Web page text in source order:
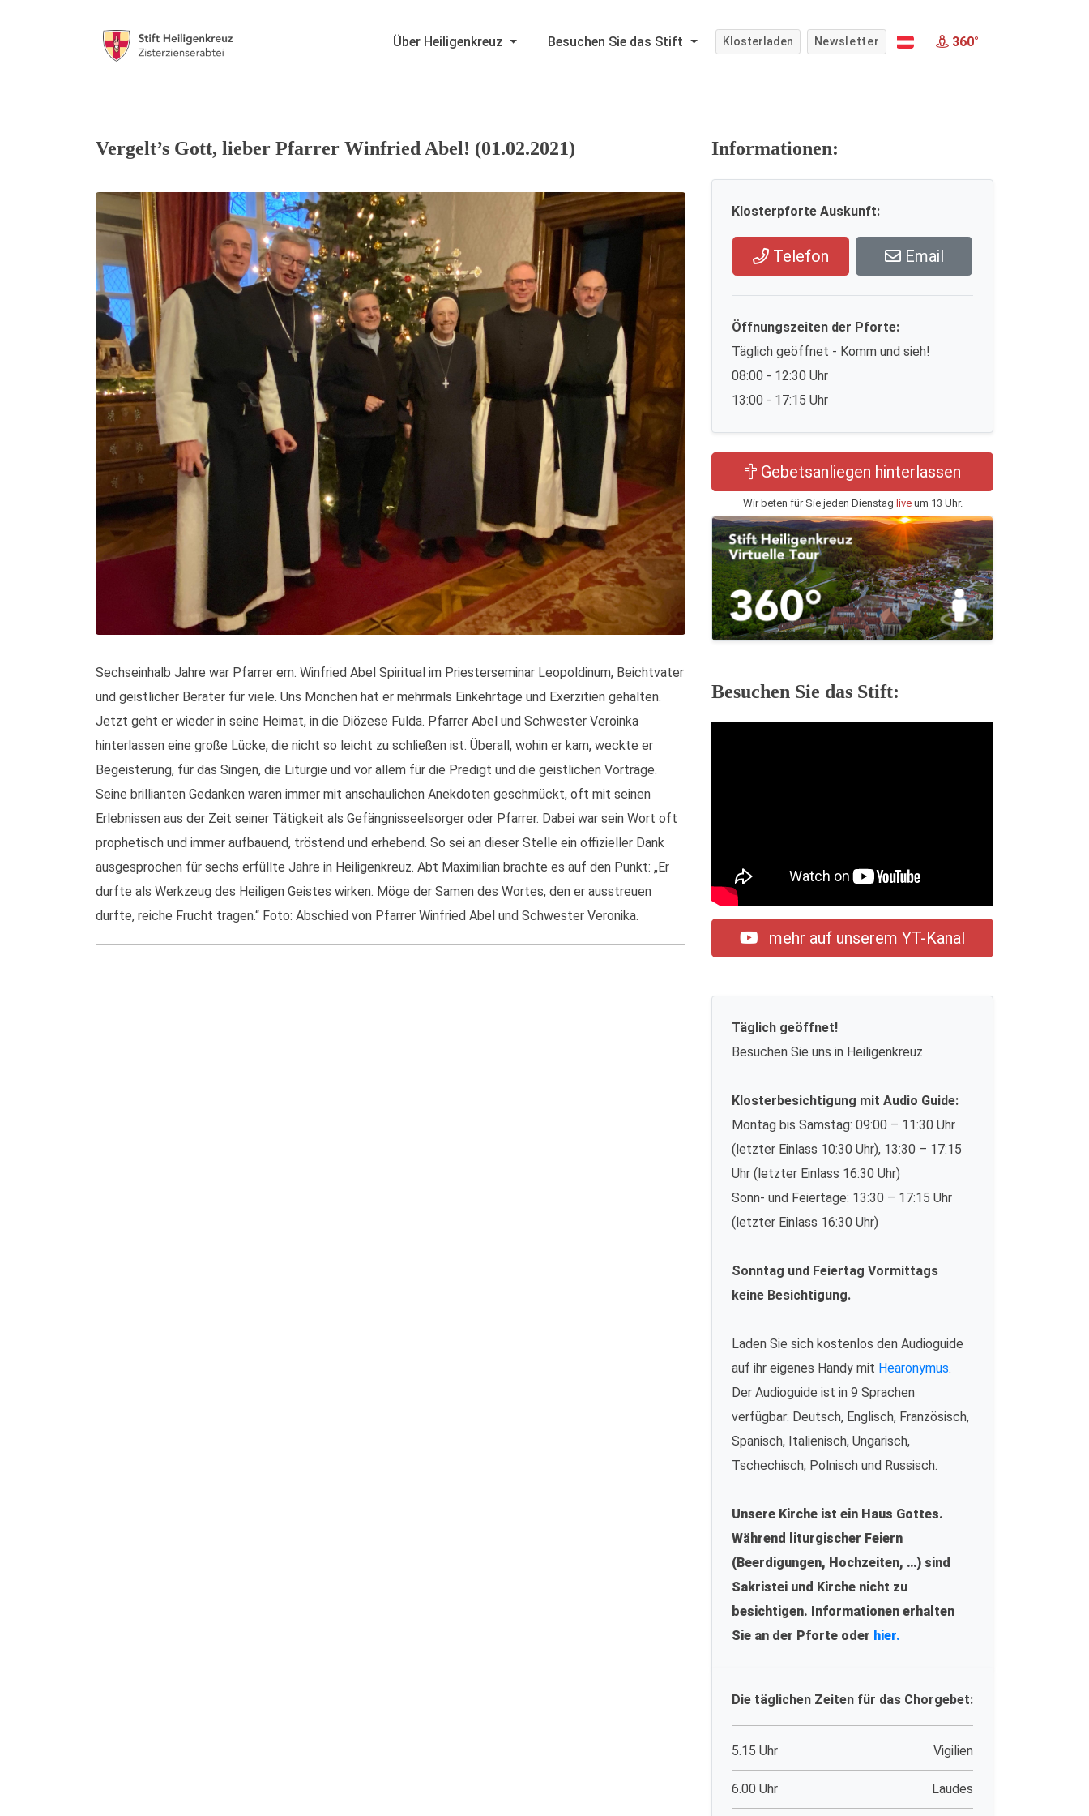
Über Heiligenkreuz Besuchen Sie das Stift Klosterladen Newsletter 360°
Vergelt’s Gott, lieber Pfarrer Winfried Abel! (01.02.2021)
Sechseinhalb Jahre war Pfarrer em. Winfried Abel Spiritual im Priesterseminar Leopoldinum, Beichtvater
und geistlicher Berater für viele. Uns Mönchen hat er mehrmals Einkehrtage und Exerzitien gehalten.
Jetzt geht er wieder in seine Heimat, in die Diözese Fulda. Pfarrer Abel und Schwester Veroinka
hinterlassen eine große Lücke, die nicht so leicht zu schließen ist. Überall, wohin er kam, weckte er
Begeisterung, für das Singen, die Liturgie und vor allem für die Predigt und die geistlichen Vorträge.
Seine brillianten Gedanken waren immer mit anschaulichen Anekdoten geschmückt, oft mit seinen
Erlebnissen aus der Zeit seiner Tätigkeit als Gefängnisseelsorger oder Pfarrer. Dabei war sein Wort oft
prophetisch und immer aufbauend, tröstend und erhebend. So sei an dieser Stelle ein offizieller Dank
ausgesprochen für sechs erfüllte Jahre in Heiligenkreuz. Abt Maximilian brachte es auf den Punkt: „Er
durfte als Werkzeug des Heiligen Geistes wirken. Möge der Samen des Wortes, den er ausstreuen
durfte, reiche Frucht tragen.“ Foto: Abschied von Pfarrer Winfried Abel und Schwester Veronika.
Informationen:
Klosterpforte Auskunft:
Telefon Email
Öffnungszeiten der Pforte:
Täglich geöffnet - Komm und sieh!
08:00 - 12:30 Uhr
13:00 - 17:15 Uhr
Gebetsanliegen hinterlassen
Wir beten für Sie jeden Dienstag liveum 13 Uhr.
Besuchen Sie das Stift:
mehr auf unserem YT-Kanal
Täglich geöffnet!
Besuchen Sie uns in Heiligenkreuz
Klosterbesichtigung mit Audio Guide:
Montag bis Samstag: 09:00 – 11:30 Uhr
(letzter Einlass 10:30 Uhr), 13:30 – 17:15
Uhr (letzter Einlass 16:30 Uhr)
Sonn- und Feiertage: 13:30 – 17:15 Uhr
(letzter Einlass 16:30 Uhr)
Sonntag und Feiertag Vormittags
keine Besichtigung.
Laden Sie sich kostenlos den Audioguide
auf ihr eigenes Handy mit Hearonymus.
Der Audioguide ist in 9 Sprachen
verfügbar: Deutsch, Englisch, Französisch,
Spanisch, Italienisch, Ungarisch,
Tschechisch, Polnisch und Russisch.
Unsere Kirche ist ein Haus Gottes.
Während liturgischer Feiern
(Beerdigungen, Hochzeiten, …) sind
Sakristei und Kirche nicht zu
besichtigen. Informationen erhalten
Sie an der Pforte oder hier.
Die täglichen Zeiten für das Chorgebet:
5.15 Uhr Vigilien
6.00 Uhr Laudes